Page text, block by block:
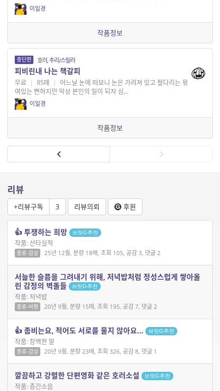
이일경
작품정보
중단편 호러, 추리/스릴러
피비린내 나는 책갈피
무료 | 85매 |
어느날 눈에 떠보니 눈은 가려져 있고 팔다리는 묶
여있는 뻔하지만 막상 본인의 일이 되자 심...
이일경
작품정보
리뷰
+리뷰구독 3 리뷰의뢰 후원
👍 투쟁하는 희망 브릿G추천
작품: 산타실적
종류-감상 25년 12월, 분량 18매, 조회 105, 공감 3, 댓글 2
서늘한 슬픔을 그려내기 위해, 저녁밥처럼 정성스럽게 쌓아올
린 감정의 벽돌들
브릿G추천
작품: 저녁밥
종류-비평 20년 9월, 분량 15매, 조회 195, 공감 7, 댓글 2
👍 좀비는요, 적어도 서로를 물지 않아요… 브릿G추천
작품: 창백한 말
종류-감상 20년 9월, 분량 23매, 조회 326, 공감 8, 댓글 1
깔끔하고 강렬한 단편영화 같은 호러소설 브릿G추천
작품: 층간소음